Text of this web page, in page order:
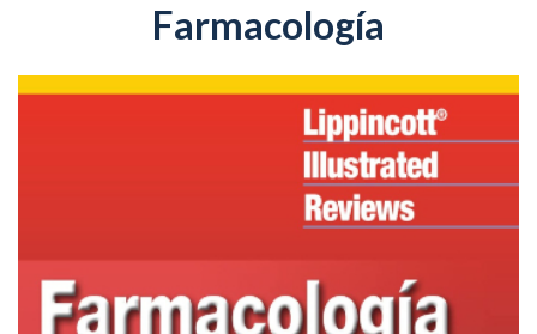
Farmacología
farmacologia.jpg